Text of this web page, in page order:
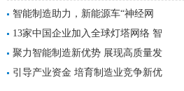
智能制造助力，新能源车“神经网
13家中国企业加入全球灯塔网络 智
聚力智能制造新优势 展现高质量发
引导产业资金 培育制造业竞争新优